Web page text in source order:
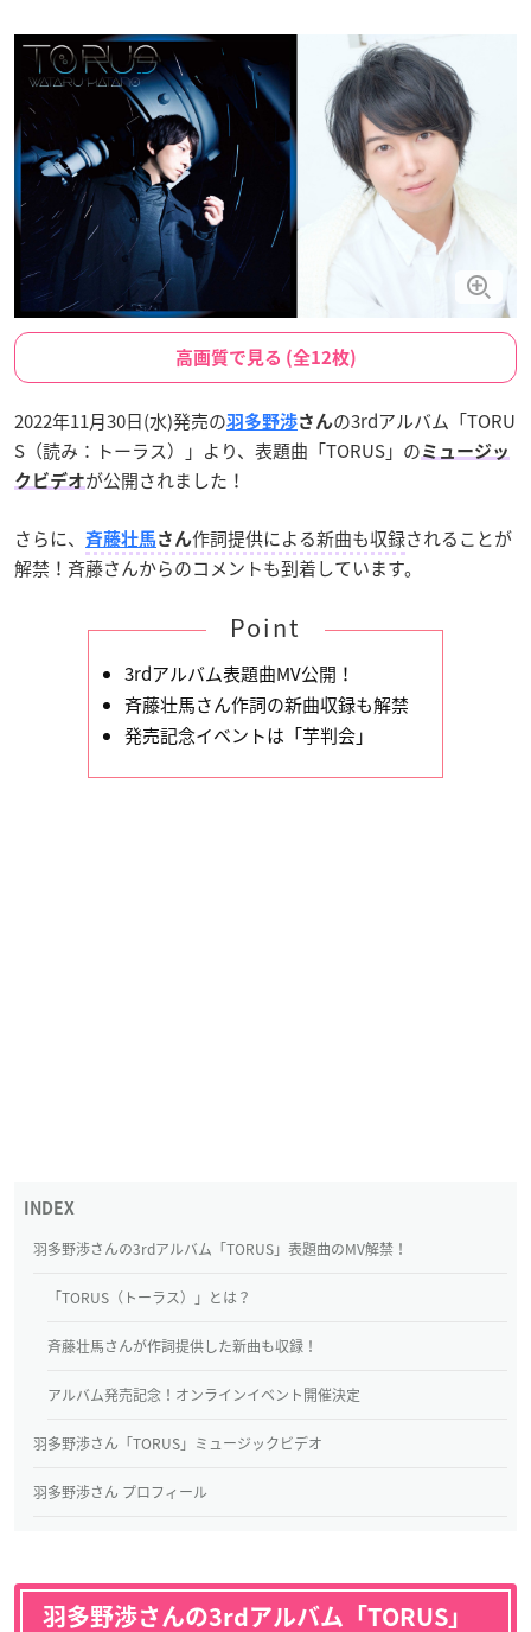
高画質で見る (全12枚)
2022年11月30日(水)発売の羽多野渉さんの3rdアルバム「TORU
S（読み：トーラス）」より、表題曲「TORUS」の ミュージッ
クビデオが公開されました！
さらに、 斉藤壮馬 さん作詞提供による新曲も収録されることが
解禁！斉藤さんからのコメントも到着しています。
Point
3rdアルバム表題曲MV公開！
斉藤壮馬さん作詞の新曲収録も解禁
発売記念イベントは「芋判会」
羽多野渉さんの3rdアルバム「TORUS」表題曲のMV解禁！
「TORUS（トーラス）」とは？
斉藤壮馬さんが作詞提供した新曲も収録！
アルバム発売記念！オンラインイベント開催決定
羽多野渉さん「TORUS」ミュージックビデオ
羽多野渉さん プロフィール
羽多野渉さんの3rdアルバム「TORUS」